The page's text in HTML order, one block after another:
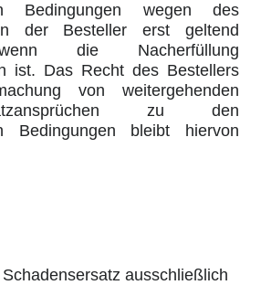
Bedingungen wegen des
der Besteller erst geltend
die Nacherfüllung
ist. Das Recht des Bestellers
von weitergehenden
zu den
Bedingungen bleibt hiervon
ausschließlich